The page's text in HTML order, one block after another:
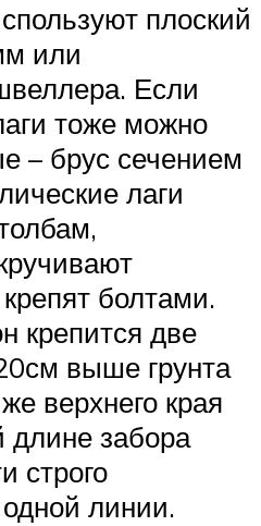
плоский
или
Если
тоже можно
– брус сечением
лаги
болтами.
крепится две
выше грунта
верхнего края
длине забора
строго
линии.